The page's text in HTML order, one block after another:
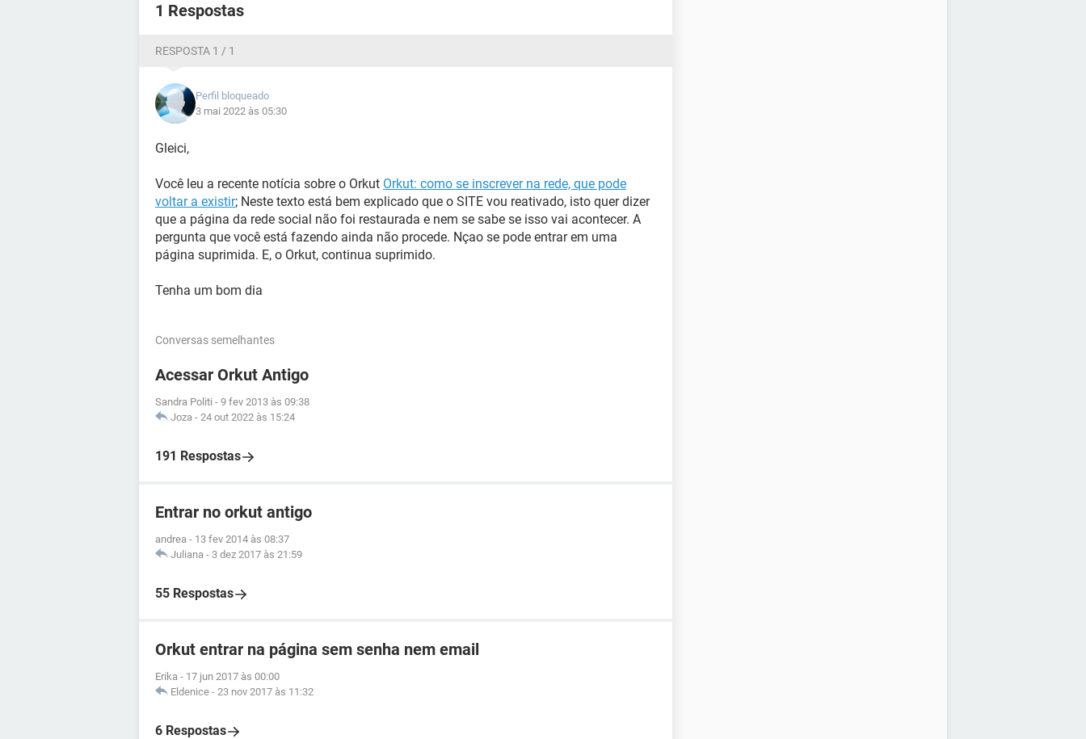
1 Respostas
RESPOSTA 1 / 1
Perfil bloqueado
3 mai 2022 às 05:30
Gleici,
Você leu a recente notícia sobre o Orkut Orkut: como se inscrever na rede, que pode
voltar a existir; Neste texto está bem explicado que o SITE vou reativado, isto quer dizer
que a página da rede social não foi restaurada e nem se sabe se isso vai acontecer. A
pergunta que você está fazendo ainda não procede. Nçao se pode entrar em uma
página suprimida. E, o Orkut, continua suprimido.
Tenha um bom dia
Conversas semelhantes
Acessar Orkut Antigo
Sandra Politi - 9 fev 2013 às 09:38
Joza - 24 out 2022 às 15:24
191 Respostas
Entrar no orkut antigo
andrea - 13 fev 2014 às 08:37
Juliana - 3 dez 2017 às 21:59
55 Respostas
Orkut entrar na página sem senha nem email
Erika - 17 jun 2017 às 00:00
Eldenice - 23 nov 2017 às 11:32
6 Respostas